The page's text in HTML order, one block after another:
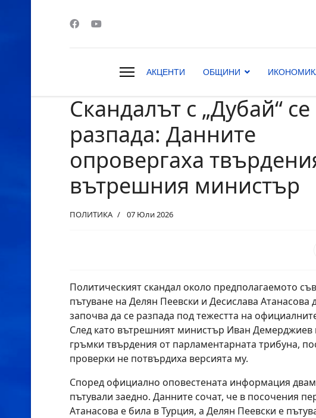
АКЦЕНТИ ОБЩИНИ
Скандалът с „Дубай“ се
разпада: Данните
опровергаха
вътрешния министър
ПОЛИТИКА 07 Юли 2026
Политическият скандал около предполагаемото
пътуване на Делян Пеевски и Десислава Атанасова
започва да се разпада под тежестта на
След като вътрешният министър Иван Демерджиев
гръмки твърдения от парламентарната трибуна,
проверки не потвърдиха версията му.
Според официално оповестената информация
пътували заедно. Данните сочат, че в посочения
Атанасова е била в Турция, а Делян Пеевски е